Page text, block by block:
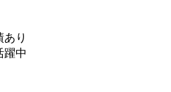
り
躍中